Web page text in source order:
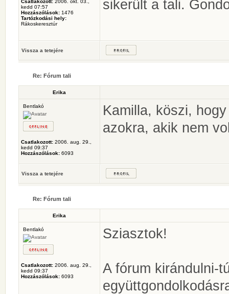
Csatlakozott: 2006. okt. 03.,
kedd 07:57
Hozzászólások: 1476
Tartózkodási hely:
Rákoskeresztúr
sikerült a tali.
Vissza a tetejére
Re: Fórum tali
Erika
Bentlakó
Csatlakozott: 2006. aug. 29.,
kedd 09:37
Hozzászólások: 6093
Kamilla, köszi,
azokra, akik nem
Vissza a tetejére
Re: Fórum tali
Erika
Bentlakó
Csatlakozott: 2006. aug. 29.,
kedd 09:37
Hozzászólások: 6093
Sziasztok!
A fórum kirándulni-